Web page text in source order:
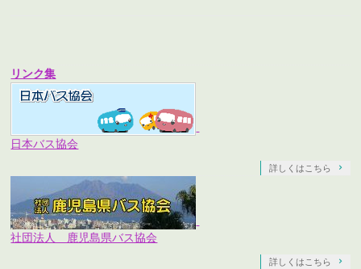
リンク集
日本バス協会
詳しくはこちら
社団法人 鹿児島県バス協会
詳しくはこちら